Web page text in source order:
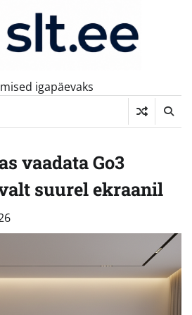
igapäevaks
vaadata Go3
suurel ekraanil